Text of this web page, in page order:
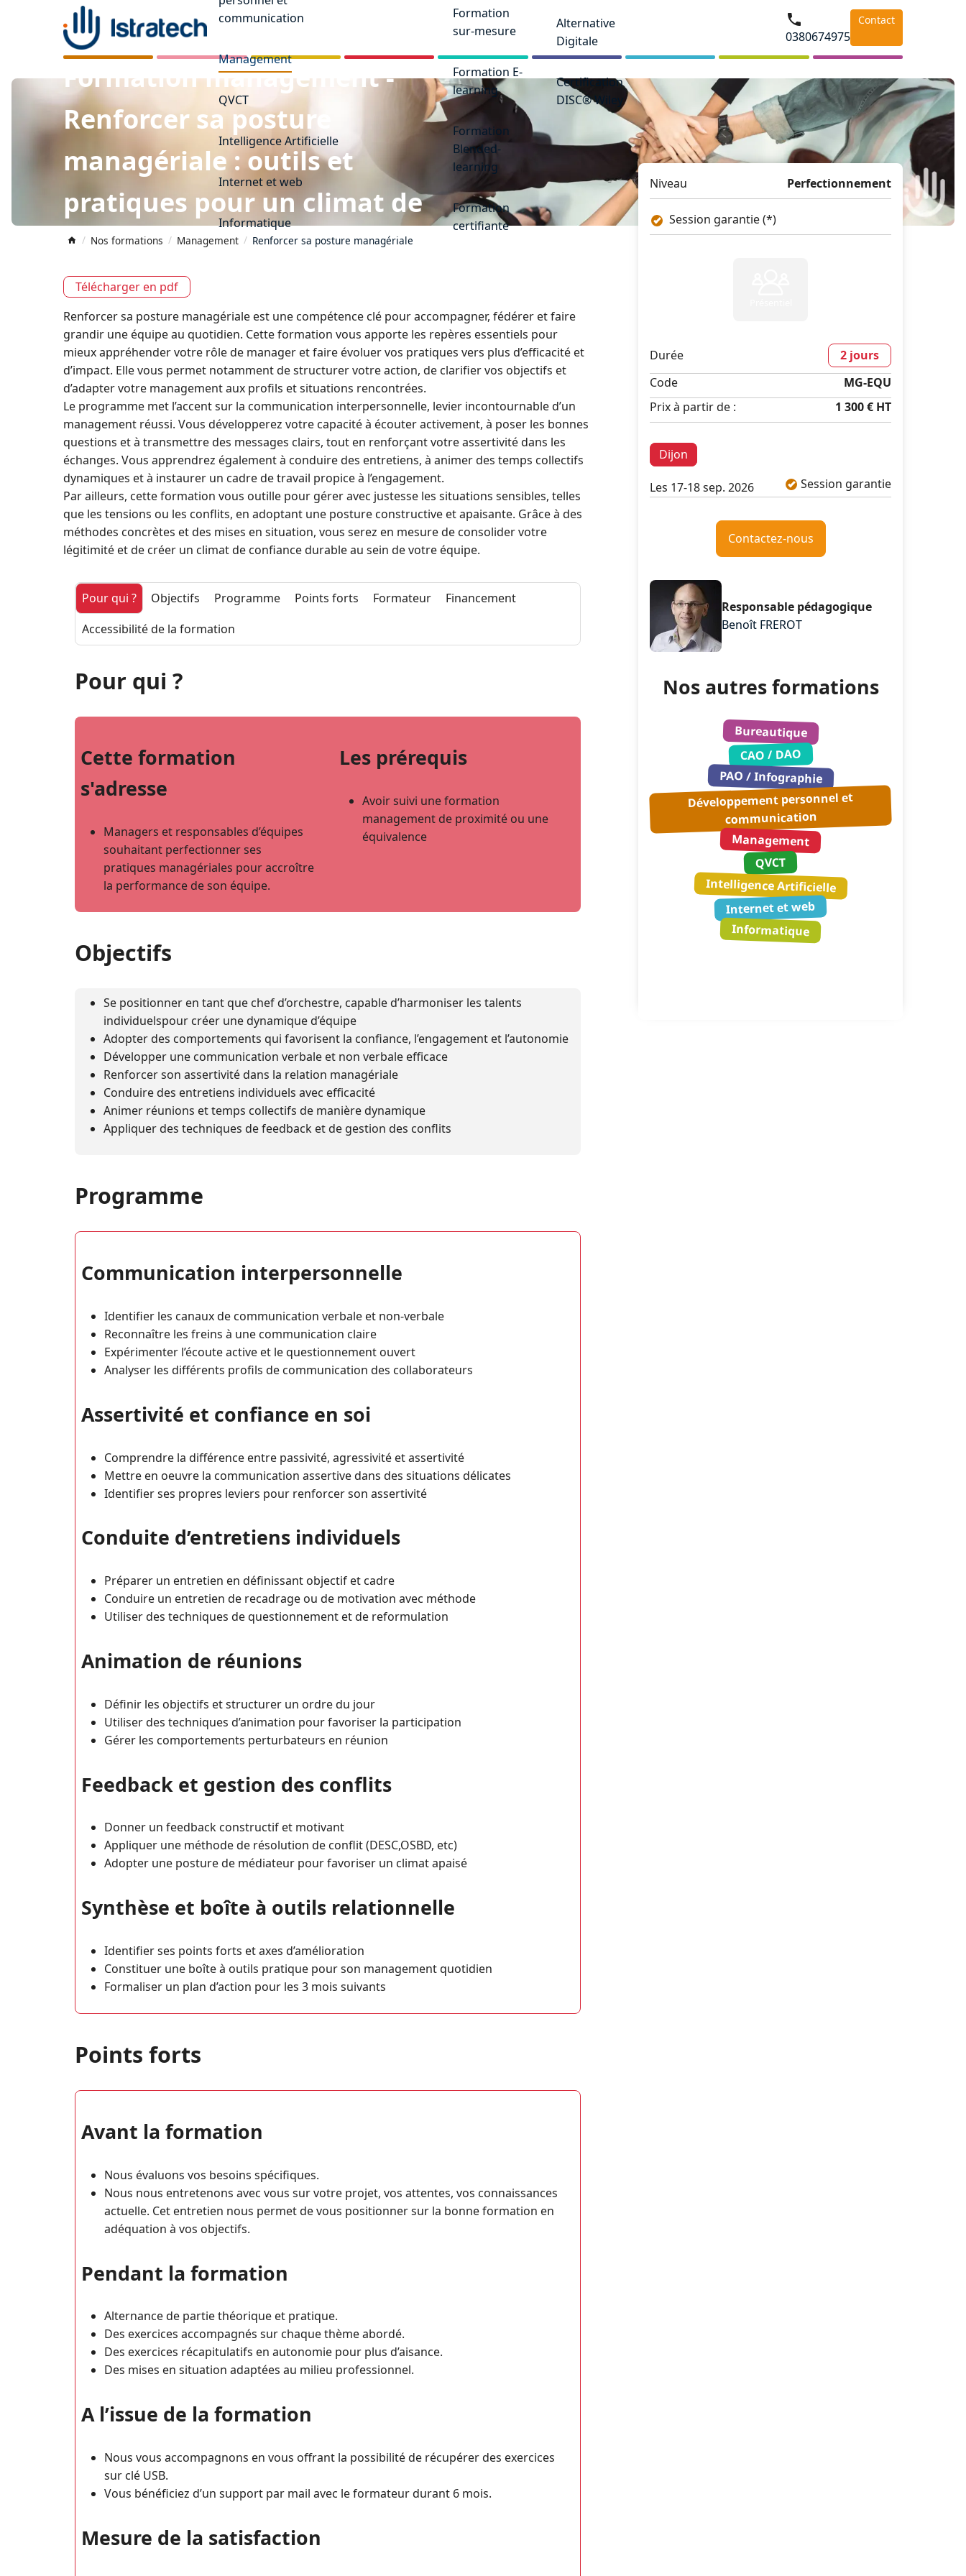
communication
Management
QVCT
Intelligence Artificielle
Internet et web
Informatique
Formation
sur-mesure
Formation E-
learning
Formation
Blended-
learning
Formation
certifiante
Alternative
Digitale
Certification
DISC® Wiley
0380674975
Contact
Management
Formation management -
Renforcer sa posture
managériale : outils et
pratiques pour un climat de
confiance
Nos formations Management Renforcer sa posture managériale
Télécharger en pdf
Renforcer sa posture managériale est une compétence clé pour accompagner, fédérer et faire
grandir une équipe au quotidien. Cette formation vous apporte les repères essentiels pour
mieux appréhender votre rôle de manager et faire évoluer vos pratiques vers plus d’efficacité et
d’impact. Elle vous permet notamment de structurer votre action, de clarifier vos objectifs et
d’adapter votre management aux profils et situations rencontrées.
Le programme met l’accent sur la communication interpersonnelle, levier incontournable d’un
management réussi. Vous développerez votre capacité à écouter activement, à poser les bonnes
questions et à transmettre des messages clairs, tout en renforçant votre assertivité dans les
échanges. Vous apprendrez également à conduire des entretiens, à animer des temps collectifs
dynamiques et à instaurer un cadre de travail propice à l’engagement.
Par ailleurs, cette formation vous outille pour gérer avec justesse les situations sensibles, telles
que les tensions ou les conflits, en adoptant une posture constructive et apaisante. Grâce à des
méthodes concrètes et des mises en situation, vous serez en mesure de consolider votre
légitimité et de créer un climat de confiance durable au sein de votre équipe.
Pour qui ? Objectifs Programme Points forts Formateur
Financement
Accessibilité de la formation
Pour qui ?
Cette formation
s'adresse
Managers et responsables d’équipes
souhaitant perfectionner ses
pratiques managériales pour accroître
la performance de son équipe.
Les prérequis
Avoir suivi une formation
management de proximité ou une
équivalence
Objectifs
Se positionner en tant que chef d’orchestre, capable d’harmoniser les talents
individuelspour créer une dynamique d’équipe
Adopter des comportements qui favorisent la confiance, l’engagement et l’autonomie
Développer une communication verbale et non verbale efficace
Renforcer son assertivité dans la relation managériale
Conduire des entretiens individuels avec efficacité
Animer réunions et temps collectifs de manière dynamique
Appliquer des techniques de feedback et de gestion des conflits
Programme
Communication interpersonnelle
Identifier les canaux de communication verbale et non-verbale
Reconnaître les freins à une communication claire
Expérimenter l’écoute active et le questionnement ouvert
Analyser les différents profils de communication des collaborateurs
Assertivité et confiance en soi
Comprendre la différence entre passivité, agressivité et assertivité
Mettre en oeuvre la communication assertive dans des situations délicates
Identifier ses propres leviers pour renforcer son assertivité
Conduite d’entretiens individuels
Préparer un entretien en définissant objectif et cadre
Conduire un entretien de recadrage ou de motivation avec méthode
Utiliser des techniques de questionnement et de reformulation
Animation de réunions
Définir les objectifs et structurer un ordre du jour
Utiliser des techniques d’animation pour favoriser la participation
Gérer les comportements perturbateurs en réunion
Feedback et gestion des conflits
Donner un feedback constructif et motivant
Appliquer une méthode de résolution de conflit (DESC,OSBD, etc)
Adopter une posture de médiateur pour favoriser un climat apaisé
Synthèse et boîte à outils relationnelle
Identifier ses points forts et axes d’amélioration
Constituer une boîte à outils pratique pour son management quotidien
Formaliser un plan d’action pour les 3 mois suivants
Points forts
Avant la formation
Nous évaluons vos besoins spécifiques.
Nous nous entretenons avec vous sur votre projet, vos attentes, vos connaissances
actuelle. Cet entretien nous permet de vous positionner sur la bonne formation en
adéquation à vos objectifs.
Pendant la formation
Alternance de partie théorique et pratique.
Des exercices accompagnés sur chaque thème abordé.
Des exercices récapitulatifs en autonomie pour plus d’aisance.
Des mises en situation adaptées au milieu professionnel.
A l’issue de la formation
Nous vous accompagnons en vous offrant la possibilité de récupérer des exercices
sur clé USB.
Vous bénéficiez d’un support par mail avec le formateur durant 6 mois.
Mesure de la satisfaction
Niveau Perfectionnement
Session garantie (*)
Durée
2 jours
Code
MG-EQU
Prix à partir de :
1 300 € HT
Dijon
Les 17-18 sep. 2026 Session garantie
Contactez-nous
Responsable pédagogique
Benoît FREROT
Nos autres formations
Bureautique
CAO / DAO
PAO / Infographie
Développement personnel et
communication
Management
QVCT
Intelligence Artificielle
Internet et web
Informatique